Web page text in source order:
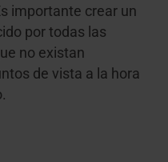
importante crear un
por todas las
no existan
de vista a la hora